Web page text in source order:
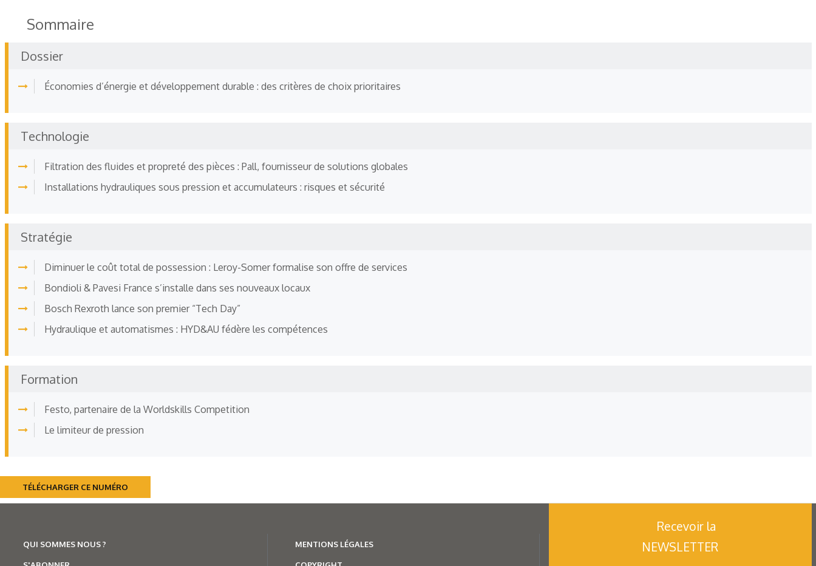
Sommaire
Dossier
Économies d’énergie et développement durable : des critères de choix prioritaires
Technologie
Filtration des fluides et propreté des pièces : Pall, fournisseur de solutions globales
Installations hydrauliques sous pression et accumulateurs : risques et sécurité
Stratégie
Diminuer le coût total de possession : Leroy-Somer formalise son offre de services
Bondioli & Pavesi France s’installe dans ses nouveaux locaux
Bosch Rexroth lance son premier “Tech Day”
Hydraulique et automatismes : HYD&AU fédère les compétences
Formation
Festo, partenaire de la Worldskills Competition
Le limiteur de pression
TÉLÉCHARGER CE NUMÉRO
QUI SOMMES NOUS ? MENTIONS LÉGALES
Recevoir la
NEWSLETTER